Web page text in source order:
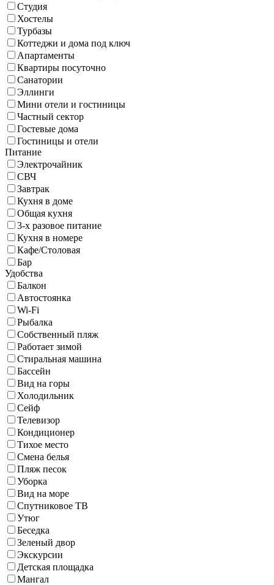
Студия
Хостелы
Турбазы
Коттеджи и дома под ключ
Апартаменты
Квартиры посуточно
Санатории
Эллинги
Мини отели и гостиницы
Частный сектор
Гостевые дома
Гостиницы и отели
Питание
Электрочайник
СВЧ
Завтрак
Кухня в доме
Общая кухня
3-х разовое питание
Кухня в номере
Кафе/Столовая
Бар
Удобства
Балкон
Автостоянка
Wi-Fi
Рыбалка
Собственный пляж
Работает зимой
Стиральная машина
Бассейн
Вид на горы
Холодильник
Сейф
Телевизор
Кондиционер
Тихое место
Смена белья
Пляж песок
Уборка
Вид на море
Спутниковое ТВ
Утюг
Беседка
Зеленый двор
Экскурсии
Детская площадка
Мангал